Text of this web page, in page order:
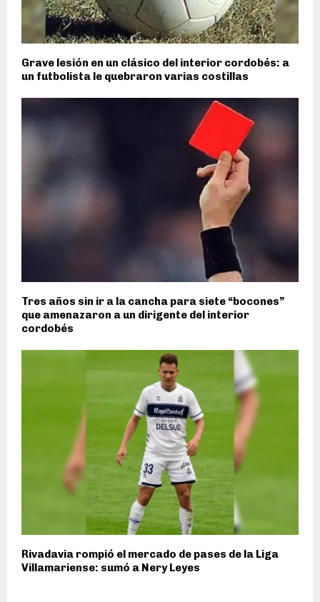
Grave lesión en un clásico del interior cordobés: a
un futbolista le quebraron varias costillas
Tres años sin ir a la cancha para siete “bocones”
que amenazaron a un dirigente del interior
cordobés
Rivadavia rompió el mercado de pases de la Liga
Villamariense: sumó a Nery Leyes